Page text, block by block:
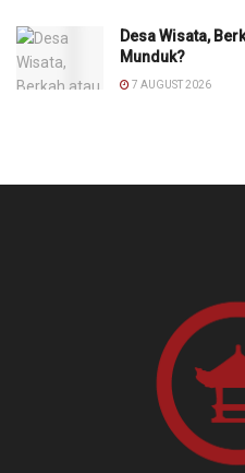
Desa Wisata,
Munduk?
7 AUGUST 2026